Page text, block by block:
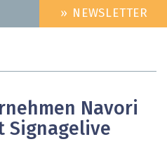
HEADER
MENU
» NEWSLETTER
Navori
Signagelive